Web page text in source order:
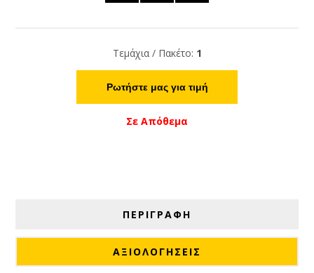
Τεμάχια / Πακέτο: 1
Ρωτήστε μας για τιμή
Σε Απόθεμα
ΠΕΡΙΓΡΑΦΗ
ΑΞΙΟΛΟΓΉΣΕΙΣ